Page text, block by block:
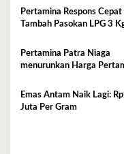
Pertamina Respons Cepat
Tambah Pasokan LPG 3
Selatan Berlangsung
Pertamina Patra Niaga
menurunkan Harga
Emas Antam Naik Lagi:
Juta Per Gram